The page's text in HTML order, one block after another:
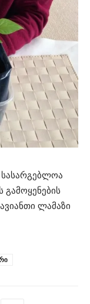
გამოყენების
ლამაზი